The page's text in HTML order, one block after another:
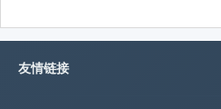
友情链接